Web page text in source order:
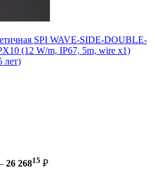
SPI WAVE-SIDE-DOUBLE-
(12 W/m, IP67, 5m, wire x1)
лет)
26 26815 ₽